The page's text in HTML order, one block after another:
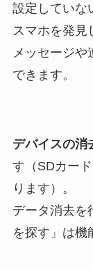
設定していな
スマホを発見
メッセージ
できます。
デバイスの消
す（SDカー
ります）。
データ消去を
を探す」は機